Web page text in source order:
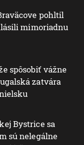
pohltil
mimoriadnu
spôsobiť vážne
zatvára
Bystrice sa
sú nelegálne